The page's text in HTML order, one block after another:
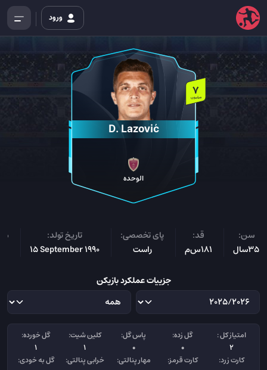
ورود
D. Lazović
7
میلیون
الوحده
سن:
35سال
قد:
181س‌م
پای تخصصی:
راست
تاریخ تولد:
15 September 1990
جزییات عملکرد بازیکن
امتیاز کل :
2
گل زده:
0
پاس گل:
0
کلین شیت:
1
گل خورده:
1
کارت زرد:
کارت قرمز:
مهار پنالتی:
خرابی پنالتی:
گل به خودی: